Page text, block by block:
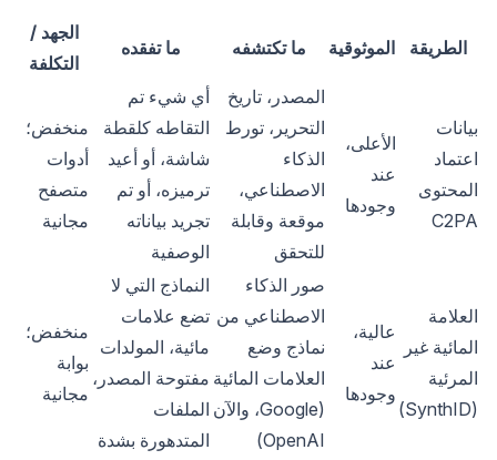
الطريقة الموثوقية ما تكتشفه ما تفقده
الجهد /
التكلفة
بيانات
اعتماد
المحتوى
C2PA
الأعلى،
عند
وجودها
المصدر، تاريخ
التحرير، تورط
الذكاء
الاصطناعي،
موقعة وقابلة
للتحقق
أي شيء تم
التقاطه كلقطة
شاشة، أو أعيد
ترميزه، أو تم
تجريد بياناته
الوصفية
منخفض؛
أدوات
متصفح
مجانية
العلامة
المائية غير
المرئية
(SynthID)
عالية،
عند
وجودها
صور الذكاء
الاصطناعي من
نماذج وضع
العلامات المائية
(Google، والآن
OpenAI)
النماذج التي لا
تضع علامات
مائية، المولدات
مفتوحة المصدر،
الملفات
المتدهورة بشدة
منخفض؛
بوابة
مجانية